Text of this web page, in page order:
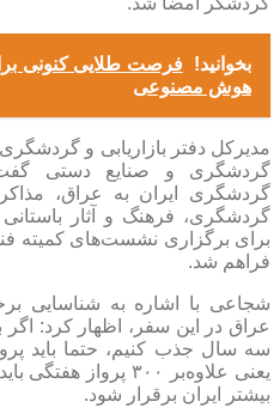
بخوانید! فرصت طلایی کنونی
هوش مصنوعی
مدیرکل دفتر بازاریابی و
گردشگری و صنایع دستی
گردشگری ایران به عراق،
گردشگری، فرهنگ و آثار
برای برگزاری نشست‌های کمیته
فراهم شد.
شجاعی با اشاره به شناسایی
سه سال جذب کنیم، حتما باید
یعنی علاوه‌بر ۳۰۰
بیشتر ایران برقرار شود.